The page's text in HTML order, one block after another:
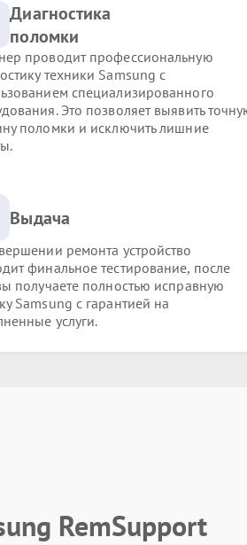
Диагностика
поломки
проводит профессиональную
техники Samsung с
специализированного
Это позволяет выявить
поломки и исключить лишние
Выдача
ремонта устройство
финальное тестирование, после
получаете полностью исправную
Samsung с гарантией на
услуги.
RemSupport